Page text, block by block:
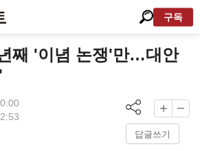
구독
째 '이념 논쟁'만…대안
답글쓰기